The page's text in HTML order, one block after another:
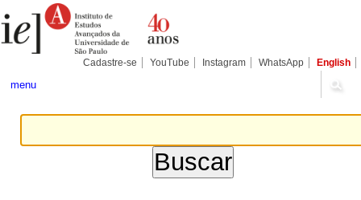
para
conteúdo.
Pessoais
Cadastre-se YouTube Instagram WhatsApp English
menu